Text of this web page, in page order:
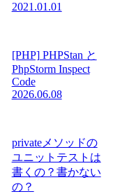
2021.01.01
[PHP] PHPStan と
PhpStorm Inspect
Code
2026.06.08
privateメソッドの
ユニットテストは
書くの？書かない
の？